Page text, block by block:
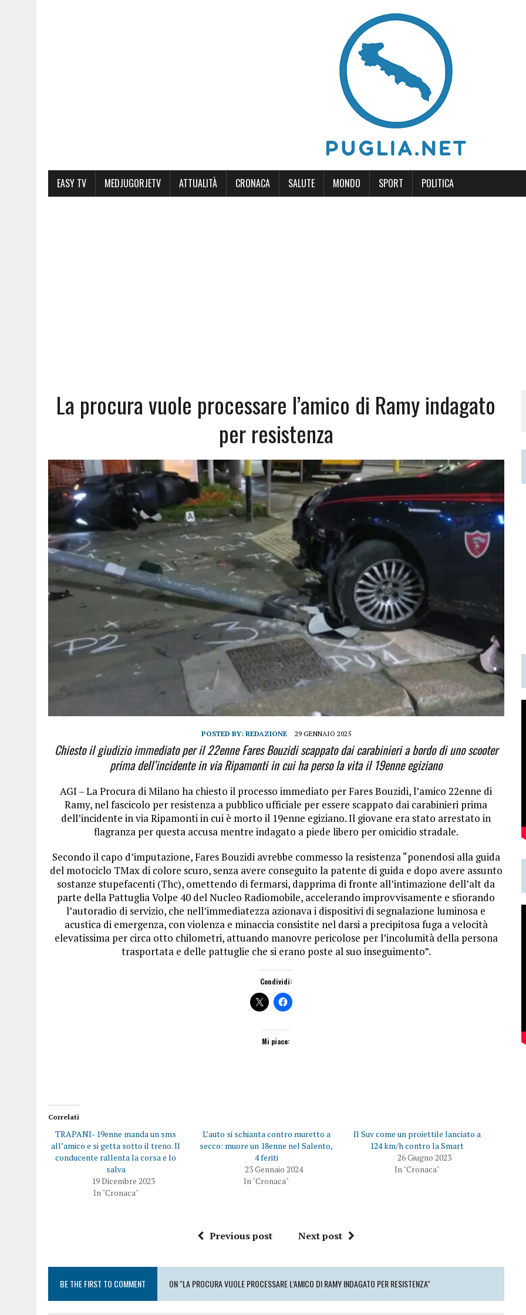
EASY TV MEDJUGORJETV ATTUALITÀ CRONACA SALUTE MONDO SPORT POLITICA
La procura vuole processare l’amico di Ramy indagato
per resistenza
POSTED BY: REDAZIONE 29 GENNAIO 2025
Chiesto il giudizio immediato per il 22enne Fares Bouzidi scappato dai carabinieri a bordo di uno scooter
prima dell’incidente in via Ripamonti in cui ha perso la vita il 19enne egiziano
AGI – La Procura di Milano ha chiesto il processo immediato per Fares Bouzidi, l’amico 22enne di
Ramy, nel fascicolo per resistenza a pubblico ufficiale per essere scappato dai carabinieri prima
dell’incidente in via Ripamonti in cui è morto il 19enne egiziano. Il giovane era stato arrestato in
flagranza per questa accusa mentre indagato a piede libero per omicidio stradale.
Secondo il capo d’imputazione, Fares Bouzidi avrebbe commesso la resistenza “ponendosi alla guida
del motociclo TMax di colore scuro, senza avere conseguito la patente di guida e dopo avere assunto
sostanze stupefacenti (Thc), omettendo di fermarsi, dapprima di fronte all’intimazione dell’alt da
parte della Pattuglia Volpe 40 del Nucleo Radiomobile, accelerando improvvisamente e sfiorando
l’autoradio di servizio, che nell’immediatezza azionava i dispositivi di segnalazione luminosa e
acustica di emergenza, con violenza e minaccia consistite nel darsi a precipitosa fuga a velocità
elevatissima per circa otto chilometri, attuando manovre pericolose per l’incolumità della persona
trasportata e delle pattuglie che si erano poste al suo inseguimento”.
Condividi:
Mi piace:
Correlati
TRAPANI- 19enne manda un sms
all’amico e si getta sotto il treno. Il
conducente rallenta la corsa e lo
salva
19 Dicembre 2023
In "Cronaca"
L’auto si schianta contro muretto a
secco: muore un 18enne nel Salento,
4 feriti
23 Gennaio 2024
In "Cronaca"
Il Suv come un proiettile lanciato a
124 km/h contro la Smart
26 Giugno 2023
In "Cronaca"
Previous post Next post
BE THE FIRST TO COMMENT ON "LA PROCURA VUOLE PROCESSARE L’AMICO DI RAMY INDAGATO PER RESISTENZA"